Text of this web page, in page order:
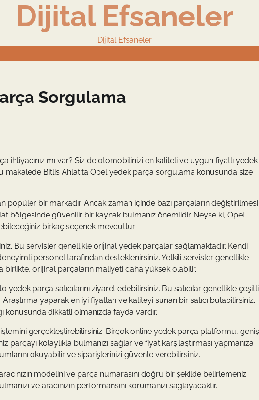
Dijital Efsaneler
Dijital Efsaneler
Sorgulama
mı var? Siz de otomobilinizi en kaliteli ve uygun fiyatlı yedek
makalede Bitlis Ahlat'ta Opel yedek parça sorgulama konusunda size
popüler bir markadır. Ancak zaman içinde bazı parçaların değiştirilmesi
bölgesinde güvenilir bir kaynak bulmanız önemlidir. Neyse ki, Opel
birkaç seçenek mevcuttur.
Bu servisler genellikle orijinal yedek parçalar sağlamaktadır. Kendi
personel tarafından desteklenirsiniz. Yetkili servisler genellikle
orijinal parçaların maliyeti daha yüksek olabilir.
parça satıcılarını ziyaret edebilirsiniz. Bu satıcılar genellikle çeşitli
yaparak en iyi fiyatları ve kaliteyi sunan bir satıcı bulabilirsiniz.
konusunda dikkatli olmanızda fayda vardır.
gerçekleştirebilirsiniz. Birçok online yedek parça platformu, geniş
kolaylıkla bulmanızı sağlar ve fiyat karşılaştırması yapmanıza
okuyabilir ve siparişlerinizi güvenle verebilirsiniz.
modelini ve parça numarasını doğru bir şekilde belirlemeniz
ve aracınızın performansını korumanızı sağlayacaktır.